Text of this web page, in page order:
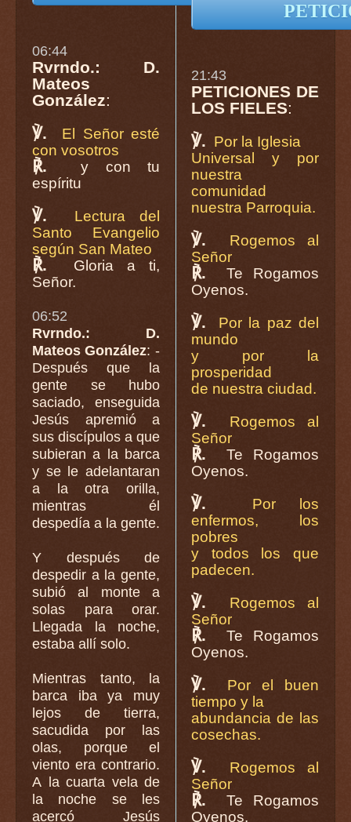
06:44
Rvrndo.: D.
Mateos
González:
℣.
El Señor esté
con vosotros
℟.
y con tu
espíritu
℣.
Lectura del
Santo Evangelio
según San Mateo
℟.
Gloria a ti,
Señor.
06:52
Rvrndo.: D.
Mateos González: -
Después que la
gente se hubo
saciado, enseguida
Jesús apremió a
sus discípulos a que
subieran a la barca
y se le adelantaran
a la otra orilla,
mientras él
despedía a la gente.
Y después de
despedir a la gente,
subió al monte a
solas para orar.
Llegada la noche,
estaba allí solo.
Mientras tanto, la
barca iba ya muy
lejos de tierra,
sacudida por las
olas, porque el
viento era contrario.
A la cuarta vela de
la noche se les
acercó Jesús
21:43
PETICIONES DE
LOS FIELES:
℣. Por la Iglesia
Universal y por
nuestra
comunidad
nuestra Parroquia.
℣.
Rogemos al
Señor
℟.
Te Rogamos
Oyenos.
℣.
Por la paz del
mundo
y por la
prosperidad
de nuestra ciudad.
℣.
Rogemos al
Señor
℟.
Te Rogamos
Oyenos.
℣.
Por los
enfermos, los
pobres
y todos los que
padecen.
℣.
Rogemos al
Señor
℟.
Te Rogamos
Oyenos.
℣.
Por el buen
tiempo y la
abundancia de las
cosechas.
℣.
Rogemos al
Señor
℟.
Te Rogamos
Oyenos.